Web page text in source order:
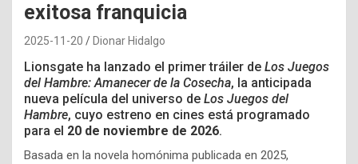
exitosa franquicia
2025-11-20 Dionar Hidalgo
Lionsgate ha lanzado el primer tráiler de Los Juegos
del Hambre: Amanecer de la Cosecha, la anticipada
nueva película del universo de Los Juegos del
Hambre, cuyo estreno en cines está programado
para el 20 de noviembre de 2026.
Basada en la novela homónima publicada en 2025,